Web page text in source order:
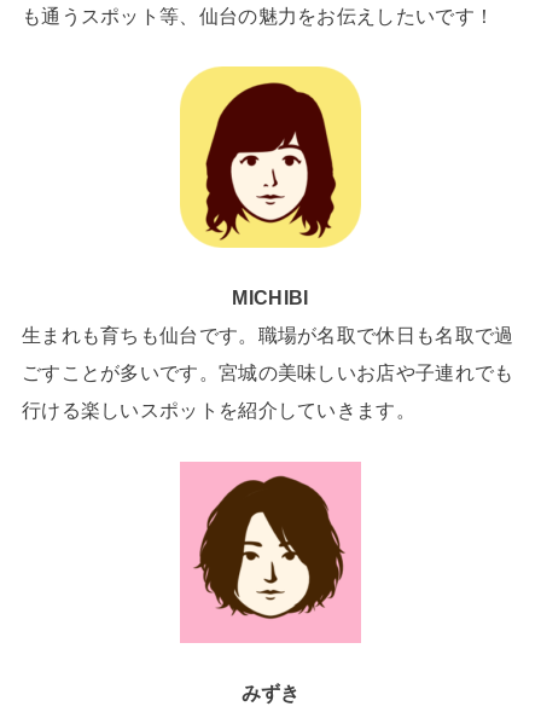
も通うスポット等、仙台の魅力をお伝えしたいです！
MICHIBI
生まれも育ちも仙台です。職場が名取で休日も名取で過
ごすことが多いです。宮城の美味しいお店や子連れでも
行ける楽しいスポットを紹介していきます。
みずき